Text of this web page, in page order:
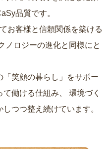
品質です。
お客様と信頼関係を築ける
笑顔の暮らし」をサポー
働ける仕組み、
つつ整え続けています。